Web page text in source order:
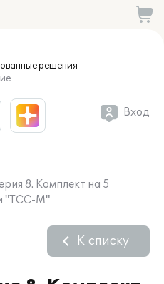
решения
Вход
8. Комплект на 5
"ТСС-М"
К списку